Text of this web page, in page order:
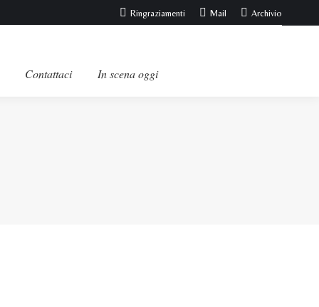
Ringraziamenti Mail Archivio
Contattaci In scena oggi